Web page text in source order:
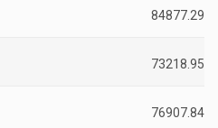
84877.29
73218.95
76907.84